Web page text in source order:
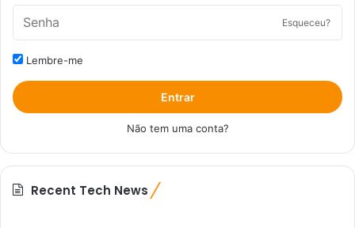
Esqueceu?
Lembre-me
Entrar
Não tem uma conta?
Recent Tech News